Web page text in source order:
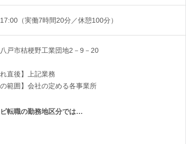
（実働7時間20分／休憩100分）
戸市桔梗野工業団地2－9－20
れ直後】上記業務
の範囲】会社の定める各事業所
転職の勤務地区分では…